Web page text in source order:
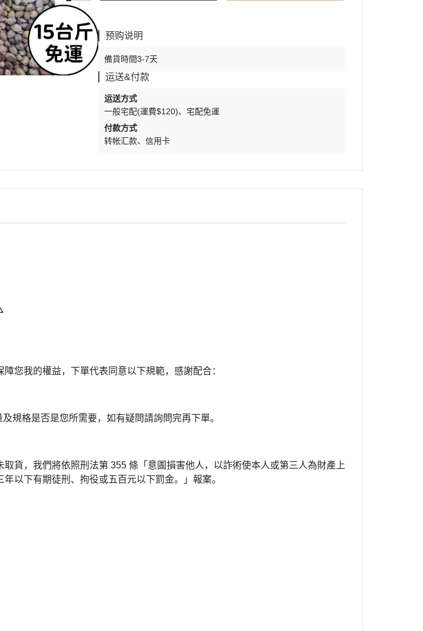
预购说明
備貨時間3-7天
运送&付款
运送方式
一般宅配(運費$120)
宅配免運
付款方式
转帐汇款
信用卡
您我的權益，下單代表同意以下規範，感謝配合：
規格是否是您所需要，如有疑問請詢問完再下單。
貨，我們將依照刑法第 355 條「意圖損害他人，以詐術使本人或第三人為財產上
以下有期徒刑、拘役或五百元以下罰金。」報案。